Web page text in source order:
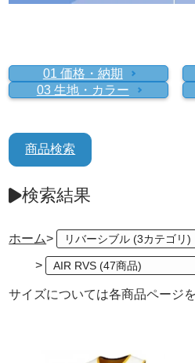
01 価格・納期
03 生地・カラー
商品検索
検索結果
ホーム>
>
サイズについては各商品ページ